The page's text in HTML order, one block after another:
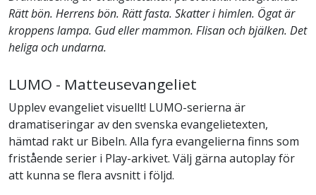
Rätt bön. Herrens bön. Rätt fasta. Skatter i himlen. Ögat är
kroppens lampa. Gud eller mammon. Flisan och bjälken. Det
heliga och undarna.
LUMO - Matteusevangeliet
Upplev evangeliet visuellt! LUMO-serierna är
dramatiseringar av den svenska evangelietexten,
hämtad rakt ur Bibeln. Alla fyra evangelierna finns som
fristående serier i Play-arkivet. Välj gärna autoplay för
att kunna se flera avsnitt i följd.